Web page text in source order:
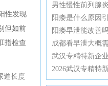
性发现
但如前
指检查
道长度
预防治疗方法
男性慢性前列腺
阳痿是什么原因
要重视
阳痿早泄能改善
成都看早泄大概
武汉专精特新企
认证全流程实战
指南2026
2026武汉专精特
认证绿色通道：